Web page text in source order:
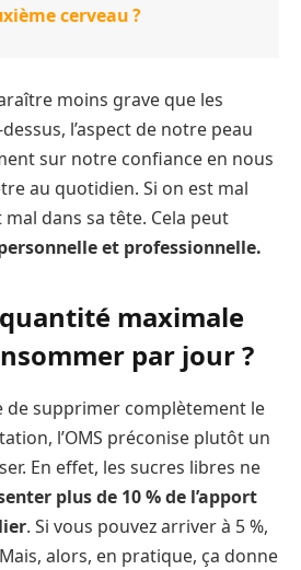
cerveau ?
moins grave que les
l’aspect de notre peau
sur notre confiance en nous
au quotidien. Si on est mal
dans sa tête. Cela peut
et professionnelle.
maximale
par jour ?
de supprimer complètement le
l’OMS préconise plutôt un
En effet, les sucres libres ne
plus de 10 % de l’apport
. Si vous pouvez arriver à 5 %,
alors, en pratique, ça donne